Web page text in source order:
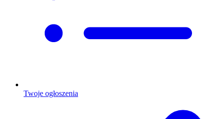
Twoje ogłoszenia